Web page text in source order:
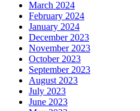
March 2024
February 2024
January 2024
December 2023
November 2023
October 2023
September 2023
August 2023
July 2023
June 2023